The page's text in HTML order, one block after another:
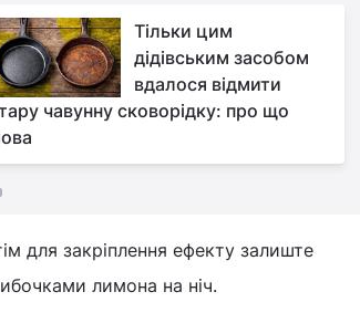
Тільки цим
дідівським засобом
вдалося відмити
чавунну сковорідку: про що
для закріплення ефекту залиште
лимона на ніч.